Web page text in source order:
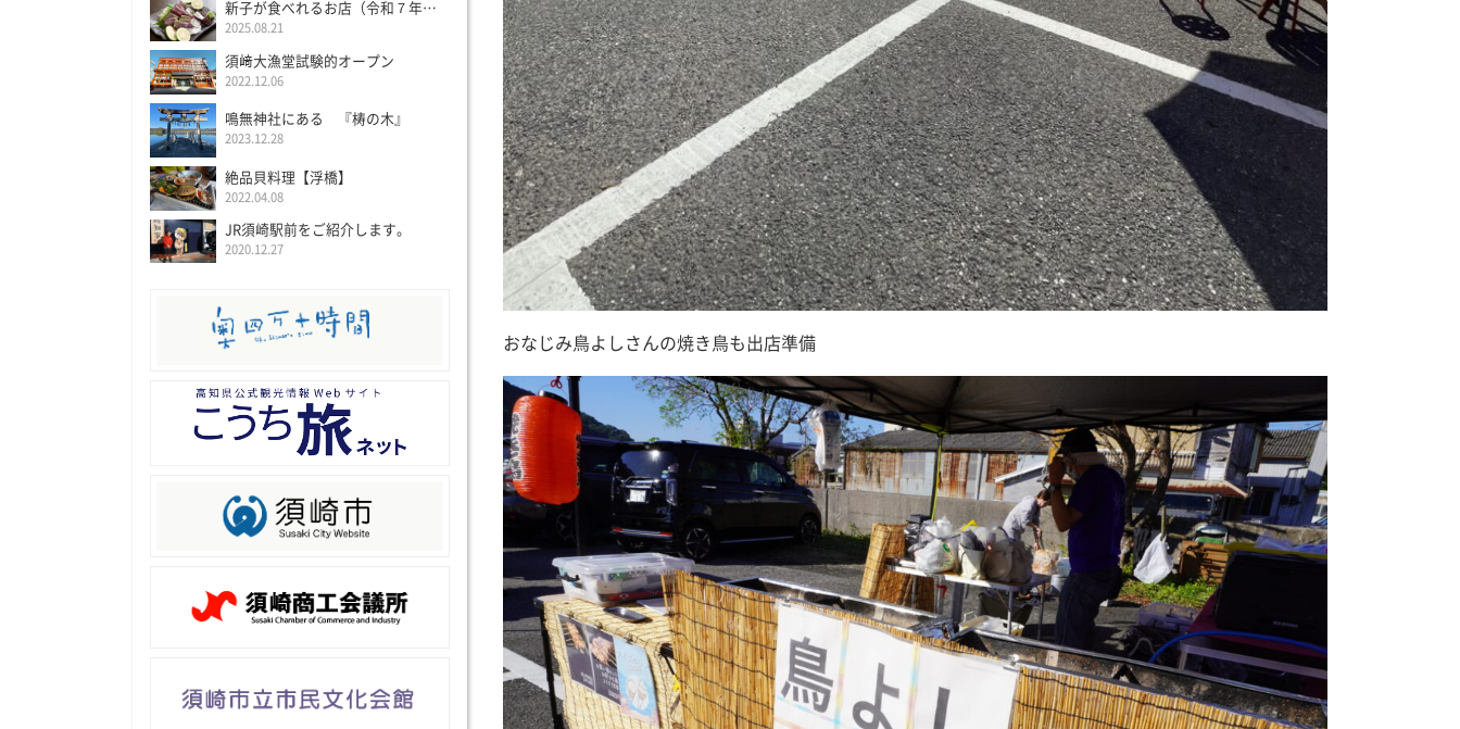
おなじみ鳥よしさんの焼き鳥も出店準備
新子が食べれるお店（令和７年度）
2025.08.21
須﨑大漁堂試験的オープン
2022.12.06
鳴無神社にある 『梼の木』
2023.12.28
絶品貝料理【浮橋】
2022.04.08
JR須崎駅前をご紹介します。
2020.12.27